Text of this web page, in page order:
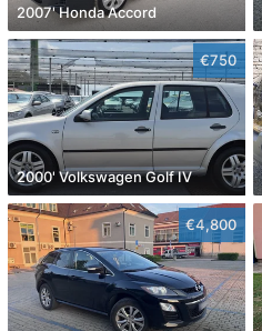
2007' Honda Accord
€750
2000' Volkswagen Golf IV
€4,800